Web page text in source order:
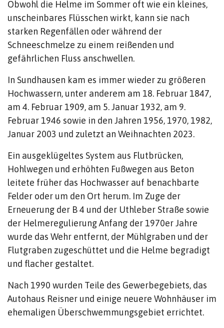
Obwohl die Helme im Sommer oft wie ein kleines,
unscheinbares Flüsschen wirkt, kann sie nach
starken Regenfällen oder während der
Schneeschmelze zu einem reißenden und
gefährlichen Fluss anschwellen.
In Sundhausen kam es immer wieder zu größeren
Hochwassern, unter anderem am 18. Februar 1847,
am 4. Februar 1909, am 5. Januar 1932, am 9.
Februar 1946 sowie in den Jahren 1956, 1970, 1982,
Januar 2003 und zuletzt an Weihnachten 2023.
Ein ausgeklügeltes System aus Flutbrücken,
Hohlwegen und erhöhten Fußwegen aus Beton
leitete früher das Hochwasser auf benachbarte
Felder oder um den Ort herum. Im Zuge der
Erneuerung der B 4 und der Uthleber Straße sowie
der Helmeregulierung Anfang der 1970er Jahre
wurde das Wehr entfernt, der Mühlgraben und der
Flutgraben zugeschüttet und die Helme begradigt
und flacher gestaltet.
Nach 1990 wurden Teile des Gewerbegebiets, das
Autohaus Reisner und einige neuere Wohnhäuser im
ehemaligen Überschwemmungsgebiet errichtet.